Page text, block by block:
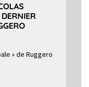
» de Ruggero